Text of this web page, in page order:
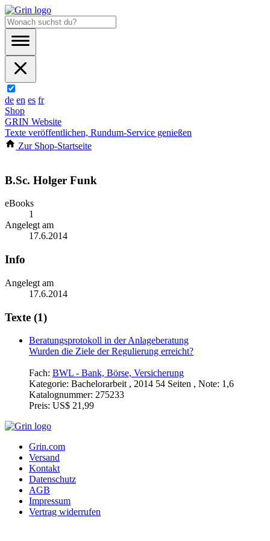
de en es fr
Shop
GRIN Website
Texte veröffentlichen, Rundum-Service genießen
Zur Shop-Startseite
B.Sc. Holger Funk
eBooks
1
Angelegt am
17.6.2014
Info
Angelegt am
17.6.2014
Texte (1)
Beratungsprotokoll in der Anlageberatung
Wurden die Ziele der Regulierung erreicht?
Fach: BWL - Bank, Börse, Versicherung
Kategorie: Bachelorarbeit , 2014 54 Seiten , Note: 1,6
Katalognummer: 275233
Preis: US$ 21,99
Grin.com
Versand
Kontakt
Datenschutz
AGB
Impressum
Vertrag widerrufen